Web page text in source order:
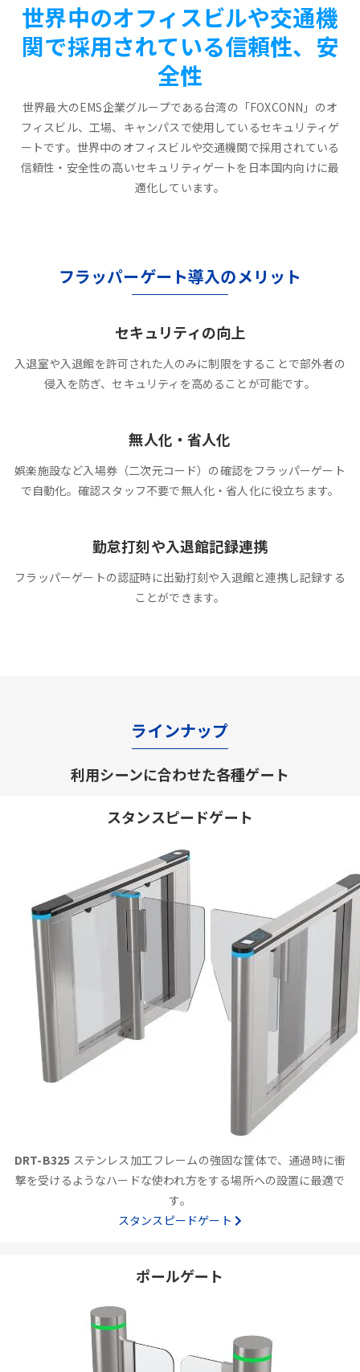
世界中のオフィスビルや交通機
関で採用されている信頼性、安
全性
世界最大のEMS企業グループである台湾の「FOXCONN」のオ
フィスビル、工場、キャンパスで使用しているセキュリティゲ
ートです。世界中のオフィスビルや交通機関で採用されている
信頼性・安全性の高いセキュリティゲートを日本国内向けに最
適化しています。
フラッパーゲート導入のメリット
セキュリティの向上
入退室や入退館を許可された人のみに制限をすることで部外者の
侵入を防ぎ、セキュリティを高めることが可能です。
無人化・省人化
娯楽施設など入場券（二次元コード）の確認をフラッパーゲート
で自動化。確認スタッフ不要で無人化・省人化に役立ちます。
勤怠打刻や入退館記録連携
フラッパーゲートの認証時に出勤打刻や入退館と連携し記録する
ことができます。
ラインナップ
利用シーンに合わせた各種ゲート
スタンスピードゲート
DRT-B325 ステンレス加工フレームの強固な筐体で、通過時に衝
撃を受けるようなハードな使われ方をする場所への設置に最適で
す。
スタンスピードゲート
ポールゲート